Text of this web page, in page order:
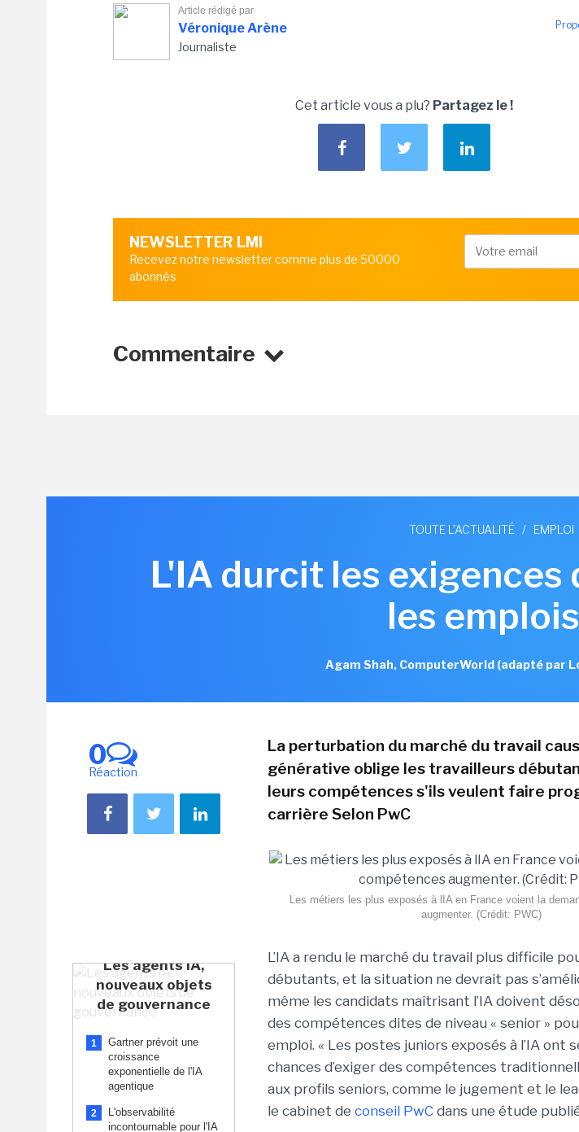
Article rédigé par
Véronique Arène
Journaliste
Cet article vous a plu? Partagez le !
NEWSLETTER LMI
Recevez notre newsletter comme plus de 50000
abonnés
Commentaire
TOUTE L'ACTUALITÉ / EMPLOI
L'IA durcit les
les
Agam Shah, ComputerWorld (adapté par
0
Réaction
Les agents IA,
nouveaux objets
de gouvernance
1
Gartner prévoit une
croissance
exponentielle de l'IA
agentique
2
L'observabilité
incontournable pour l'IA
La perturbation du marché du travail
générative oblige les travailleurs
leurs compétences s'ils veulent faire
carrière Selon PwC
Les métiers les plus exposés à lIA en France voient la
augmenter. (Crédit: PWC)
L’IA a rendu le marché du travail plus difficile
débutants, et la situation ne devrait pas
même les candidats maîtrisant l’IA doivent
des compétences dites de niveau « senior »
emploi. « Les postes juniors exposés à l’IA ont
chances d’exiger des compétences
aux profils seniors, comme le jugement et le
le cabinet de conseil PwC dans une étude